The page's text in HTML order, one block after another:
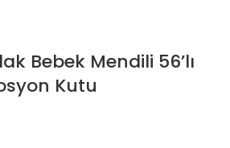
Bebek Mendili 56’lı
Kutu